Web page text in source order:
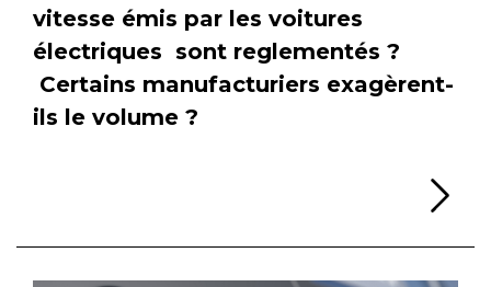
vitesse émis par les voitures
électriques sont reglementés ?
Certains manufacturiers exagèrent-
ils le volume ?